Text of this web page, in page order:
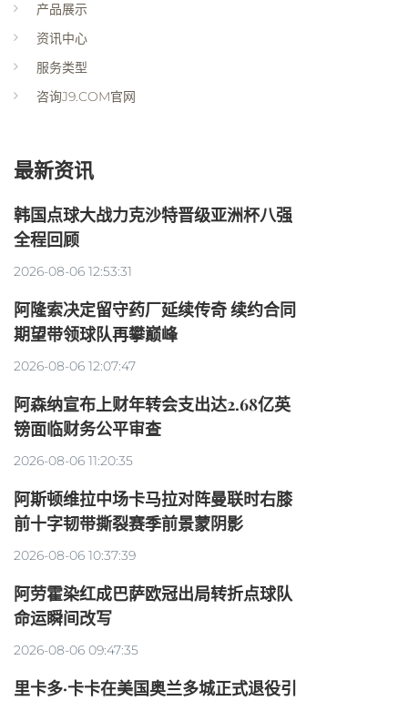
产品展示
资讯中心
服务类型
咨询J9.COM官网
最新资讯
韩国点球大战力克沙特晋级亚洲杯八强
全程回顾
2026-08-06 12:53:31
阿隆索决定留守药厂延续传奇 续约合同
期望带领球队再攀巅峰
2026-08-06 12:07:47
阿森纳宣布上财年转会支出达2.68亿英
镑面临财务公平审查
2026-08-06 11:20:35
阿斯顿维拉中场卡马拉对阵曼联时右膝
前十字韧带撕裂赛季前景蒙阴影
2026-08-06 10:37:39
阿劳霍染红成巴萨欧冠出局转折点球队
命运瞬间改写
2026-08-06 09:47:35
里卡多·卡卡在美国奥兰多城正式退役引